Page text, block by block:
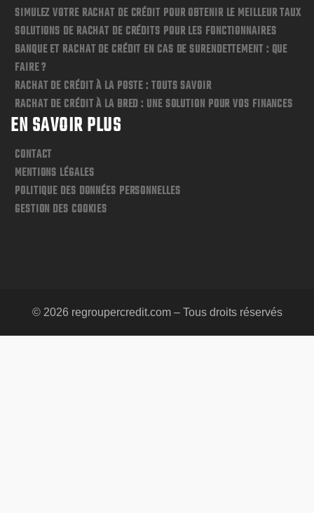
SIMULEZ VOTRE RACHAT DE CRÉDIT POUR OBTENIR LE MEILLEUR TAUX
SOLUTIONS DE RACHAT DE CRÉDITS POUR LES FONCTIONNAIRES
BANQUE ET RACHAT DE CRÉDIT EN CAS DE SURENDETTEMENT : QUE
FAIRE ?
RACHAT DE CRÉDIT À LA POSTE : TOUTS SAVOIR
RACHAT DE CRÉDIT À LA BRED : UNE SOLUTION POUR VOS FINANCES
EN SAVOIR PLUS
CONTACT
MENTIONS LÉGALES
POLITIQUE DES DONNÉES PERSONNELLES
GESTION DES COOKIES
© 2026 regroupercredit.com – Tous droits réservés